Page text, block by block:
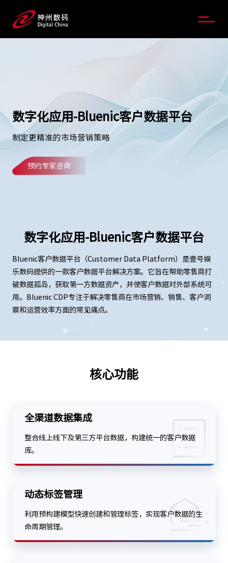
数字化应用-Bluenic客户数据平台
制定更精准的市场营销策略
预约专家咨询
数字化应用-Bluenic客户数据平台
Bluenic客户数据平台（Customer Data Platform）是壹号娱
乐数码提供的一款客户数据平台解决方案。它旨在帮助零售商打
破数据孤岛，获取第一方数据资产，并使客户数据对外部系统可
用。Bluenic CDP专注于解决零售商在市场营销、销售、客户洞
察和运营效率方面的常见痛点。
核心功能
全渠道数据集成
整合线上线下及第三方平台数据，构建统一的客户数据
库。
动态标签管理
利用预构建模型快速创建和管理标签，实现客户数据的生
命周期管理。